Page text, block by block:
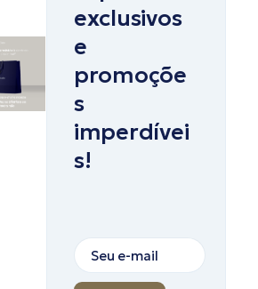
exclusivos
e
promoçõe
s
imperdívei
s!